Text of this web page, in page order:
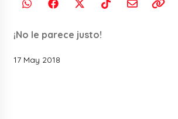
¡No le parece justo!
17 May 2018